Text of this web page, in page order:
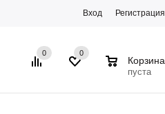
Вход Регистрация
0 0
Корзина
пуста